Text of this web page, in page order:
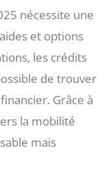
nécessite une
et options
les crédits
de trouver
Grâce à
la mobilité
mais